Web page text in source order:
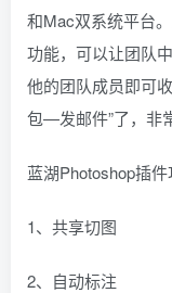
和Mac双系统平台
功能，可以让团队
他的团队成员即可
包—发邮件”了，非
蓝湖Photoshop插
1、共享切图
2、自动标注